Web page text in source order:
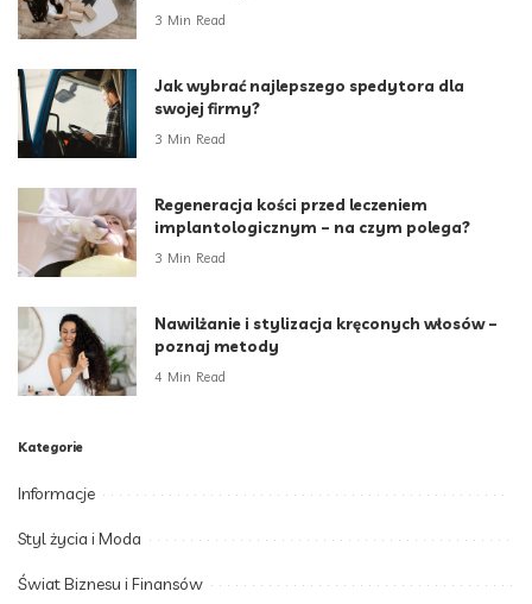
3 Min Read
Jak wybrać najlepszego spedytora dla
swojej firmy?
3 Min Read
Regeneracja kości przed leczeniem
implantologicznym – na czym polega?
3 Min Read
Nawilżanie i stylizacja kręconych włosów –
poznaj metody
4 Min Read
Kategorie
Informacje
Styl życia i Moda
Świat Biznesu i Finansów